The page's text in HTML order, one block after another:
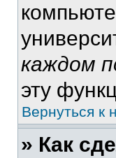
каждом
эту
Вернуться к
» Как